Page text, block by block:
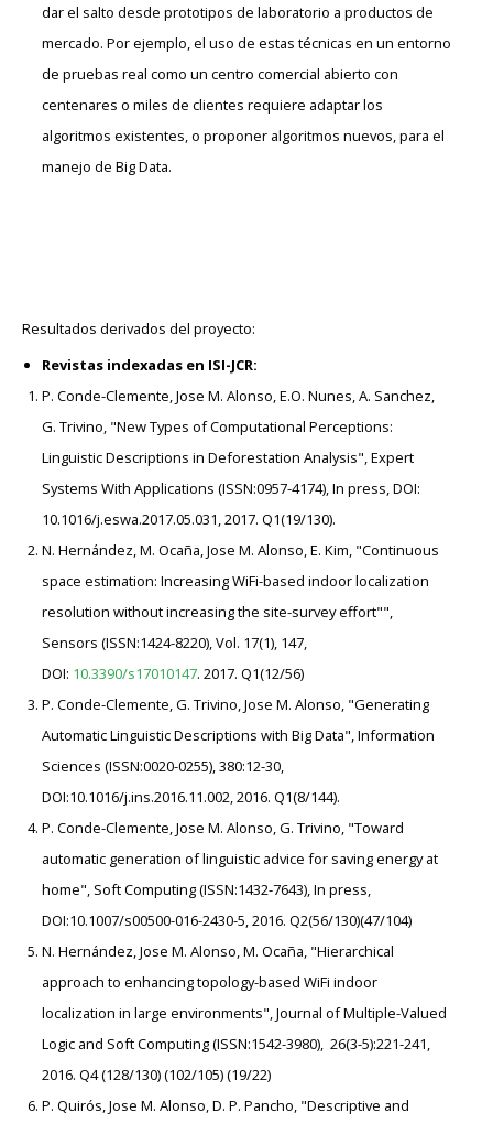
dar el salto desde prototipos de laboratorio a productos de
mercado. Por ejemplo, el uso de estas técnicas en un entorno
de pruebas real como un centro comercial abierto con
centenares o miles de clientes requiere adaptar los
algoritmos existentes, o proponer algoritmos nuevos, para el
manejo de Big Data.
Resultados derivados del proyecto:
Revistas indexadas en ISI-JCR:
P. Conde-Clemente, Jose M. Alonso, E.O. Nunes, A. Sanchez,
G. Trivino, "New Types of Computational Perceptions:
Linguistic Descriptions in Deforestation Analysis", Expert
Systems With Applications (ISSN:0957-4174), In press, DOI:
10.1016/j.eswa.2017.05.031, 2017. Q1(19/130).
N. Hernández, M. Ocaña, Jose M. Alonso, E. Kim, "Continuous
space estimation: Increasing WiFi-based indoor localization
resolution without increasing the site-survey effort"",
Sensors (ISSN:1424-8220), Vol. 17(1), 147,
DOI: 10.3390/s17010147. 2017. Q1(12/56)
P. Conde-Clemente, G. Trivino, Jose M. Alonso, "Generating
Automatic Linguistic Descriptions with Big Data", Information
Sciences (ISSN:0020-0255), 380:12-30,
DOI:10.1016/j.ins.2016.11.002, 2016. Q1(8/144).
P. Conde-Clemente, Jose M. Alonso, G. Trivino, "Toward
automatic generation of linguistic advice for saving energy at
home", Soft Computing (ISSN:1432-7643), In press,
DOI:10.1007/s00500-016-2430-5, 2016. Q2(56/130)(47/104)
N. Hernández, Jose M. Alonso, M. Ocaña, "Hierarchical
approach to enhancing topology-based WiFi indoor
localization in large environments", Journal of Multiple-Valued
Logic and Soft Computing (ISSN:1542-3980), 26(3-5):221-241,
2016. Q4 (128/130) (102/105) (19/22)
P. Quirós, Jose M. Alonso, D. P. Pancho, "Descriptive and